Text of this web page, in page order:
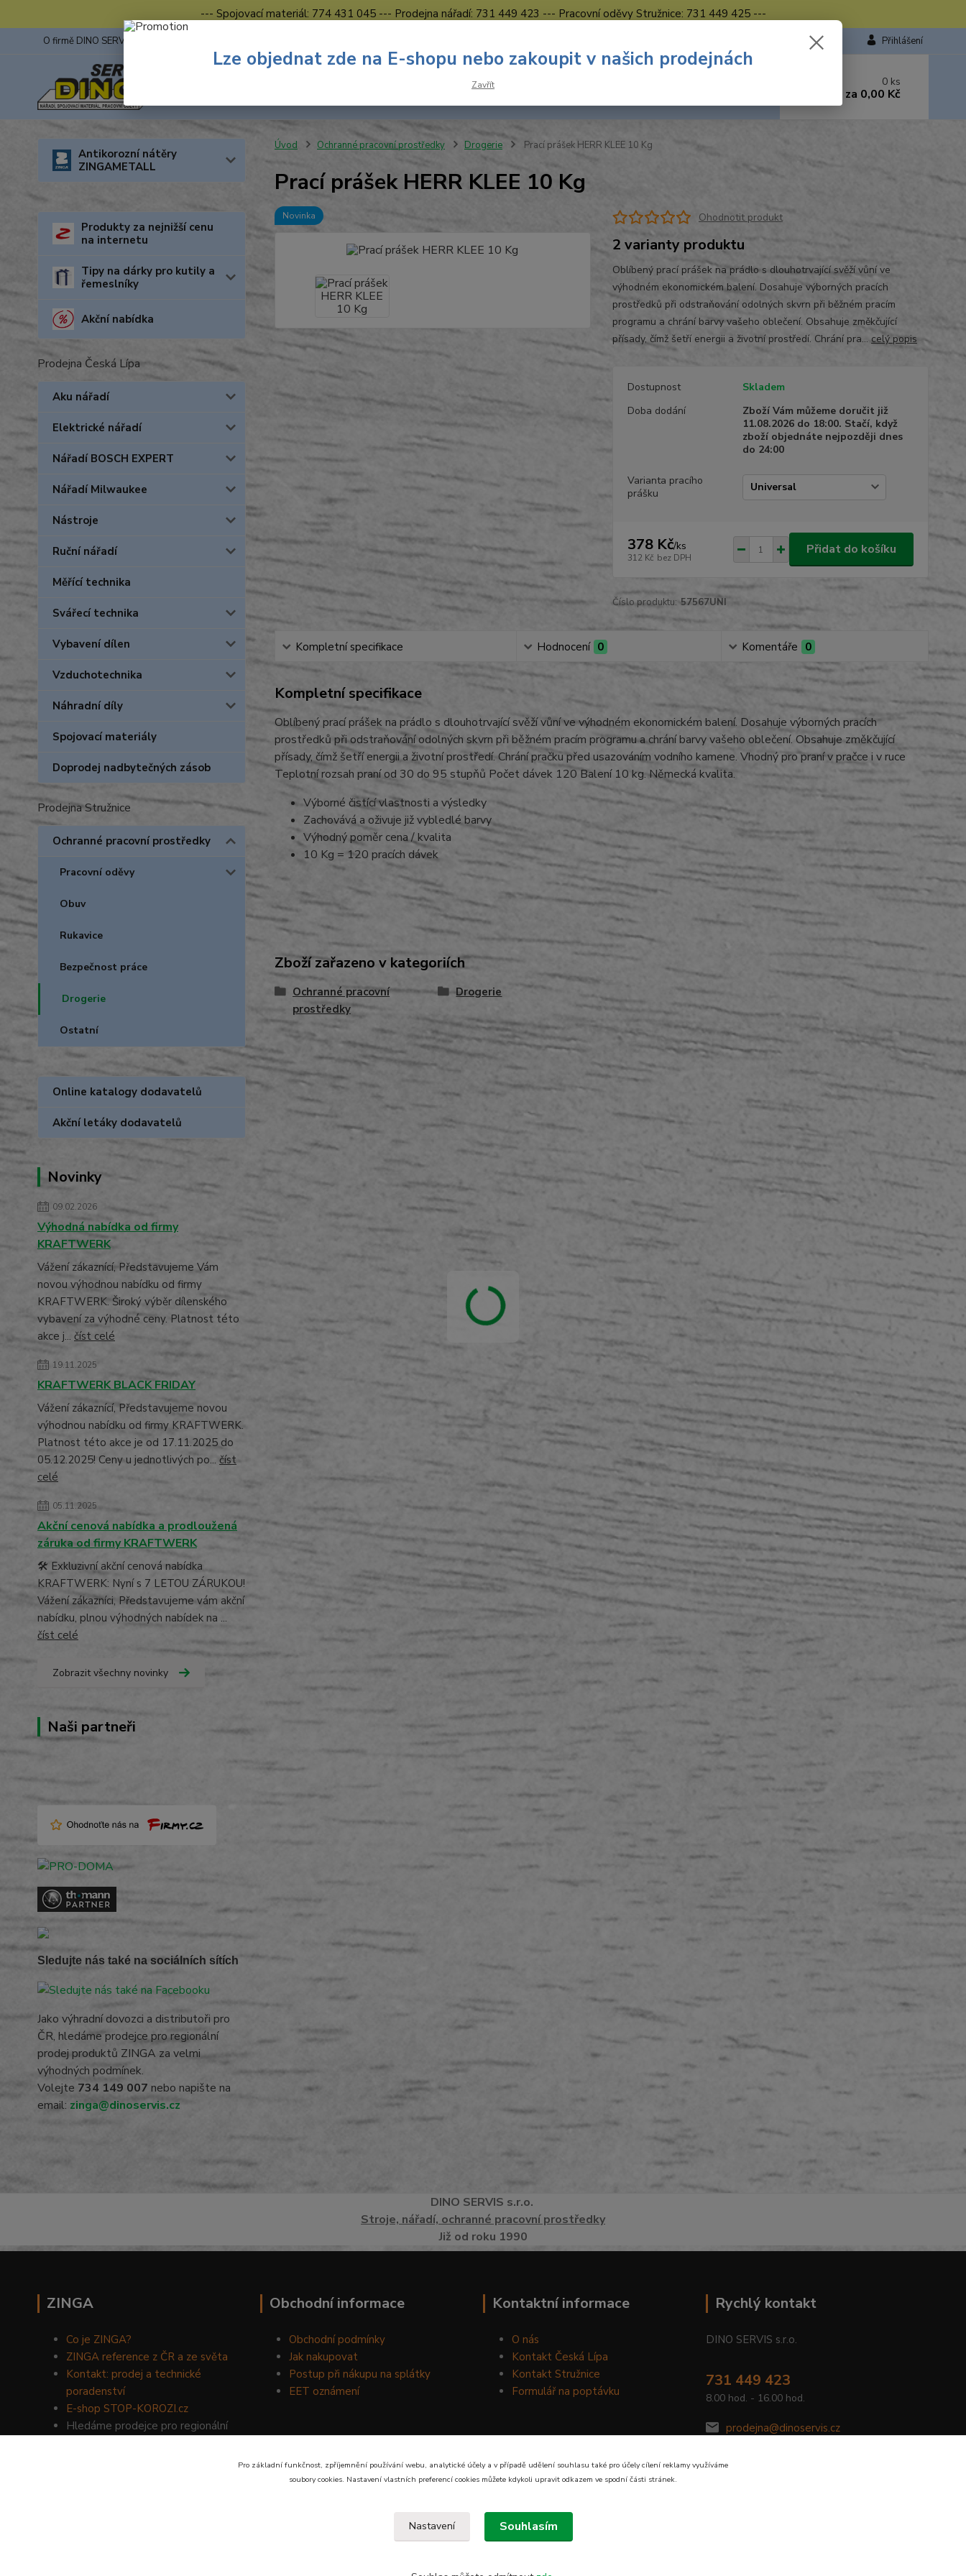
--- Spojovací materiál: 774 431 045 --- Prodejna nářadí: 731 449 423 --- Pracovní oděvy Stružnice: 731 449 425 ---
O firmě DINO SERVIS s.r.o. Přihlášení
Hledat
Nevíte si rady? Zavolejte.
0 ks
za 0,00 Kč
Antikorozní nátěry
ZINGAMETALL
Produkty za nejnižší cenu
na internetu
Tipy na dárky pro kutily a
řemeslníky
Akční nabídka
Prodejna Česká Lípa
Aku nářadí
Elektrické nářadí
Nářadí BOSCH EXPERT
Nářadí Milwaukee
Nástroje
Ruční nářadí
Měřící technika
Svářecí technika
Vybavení dílen
Vzduchotechnika
Náhradní díly
Spojovací materiály
Doprodej nadbytečných zásob
Prodejna Stružnice
Ochranné pracovní prostředky
Pracovní oděvy
Obuv
Rukavice
Bezpečnost práce
Drogerie
Ostatní
Online katalogy dodavatelů
Akční letáky dodavatelů
Novinky
09.02.2026
Výhodná nabídka od firmy
KRAFTWERK
Vážení zákaznící, Představujeme Vám
novou výhodnou nabídku od firmy
KRAFTWERK. Široký výběr dílenského
vybavení za výhodné ceny. Platnost této
akce j... číst celé
19.11.2025
KRAFTWERK BLACK FRIDAY
Vážení zákaznící, Představujeme novou
výhodnou nabídku od firmy KRAFTWERK.
Platnost této akce je od 17.11.2025 do
05.12.2025! Ceny u jednotlivých po... číst
celé
05.11.2025
Akční cenová nabídka a prodloužená
záruka od firmy KRAFTWERK
🛠️ Exkluzivní akční cenová nabídka
KRAFTWERK: Nyní s 7 LETOU ZÁRUKOU!
Vážení zákazníci, Představujeme vám akční
nabídku, plnou výhodných nabídek na ...
číst celé
Zobrazit všechny novinky
Naši partneři
Sledujte nás také na sociálních sítích
Jako výhradní dovozci a distributoři pro
ČR, hledáme prodejce pro regionální
prodej produktů ZINGA za velmi
výhodných podmínek.
Volejte 734 149 007 nebo napište na
email: zinga@dinoservis.cz
Úvod Ochranné pracovní prostředky Drogerie Prací prášek HERR KLEE 10 Kg
Prací prášek HERR KLEE 10 Kg
Novinka Ohodnotit produkt
2 varianty produktu
Oblíbený prací prášek na prádlo s dlouhotrvající svěží vůní ve
výhodném ekonomickém balení. Dosahuje výborných pracích
prostředků při odstraňování odolných skvrn při běžném pracím
programu a chrání barvy vašeho oblečení. Obsahuje změkčující
přísady, čímž šetří energii a životní prostředí. Chrání pra... celý popis
Dostupnost
Skladem
Doba dodání
Zboží Vám můžeme doručit již
11.08.2026 do 18:00. Stačí, když
zboží objednáte nejpozději dnes
do 24:00
Varianta pracího
prášku
378 Kč/ks
312 Kč bez DPH
Přidat do košíku
Číslo produktu: 57567UNI
Kompletní specifikace Hodnocení 0 Komentáře 0
Kompletní specifikace
Oblíbený prací prášek na prádlo s dlouhotrvající svěží vůní ve výhodném ekonomickém balení. Dosahuje výborných pracích
prostředků při odstraňování odolných skvrn při běžném pracím programu a chrání barvy vašeho oblečení. Obsahuje změkčující
přísady, čímž šetří energii a životní prostředí. Chrání pračku před usazováním vodního kamene. Vhodný pro praní v pračce i v ruce
Teplotní rozsah praní od 30 do 95 stupňů Počet dávek 120 Balení 10 kg. Německá kvalita.
Výborné čistící vlastnosti a výsledky
Zachovává a oživuje již vybledlé barvy
Výhodný poměr cena / kvalita
10 Kg = 120 pracích dávek
Zboží zařazeno v kategoriích
Ochranné pracovní
prostředky
Drogerie
DINO SERVIS s.r.o.
Stroje, nářadí, ochranné pracovní prostředky
Již od roku 1990
ZINGA
Co je ZINGA?
ZINGA reference z ČR a ze světa
Kontakt: prodej a technické
poradenství
E-shop STOP-KOROZI.cz
Hledáme prodejce pro regionální
Obchodní informace
Obchodní podmínky
Jak nakupovat
Postup při nákupu na splátky
EET oznámení
Kontaktní informace
O nás
Kontakt Česká Lípa
Kontakt Stružnice
Formulář na poptávku
Rychlý kontakt
DINO SERVIS s.r.o.
731 449 423
8.00 hod. - 16.00 hod.
prodejna@dinoservis.cz
Lze objednat zde na E-shopu nebo zakoupit v našich prodejnách
Zavřít
Pro základní funkčnost, zpříjemnění používání webu, analytické účely a v případě udělení souhlasu také pro účely cílení reklamy využíváme
soubory cookies. Nastavení vlastních preferencí cookies můžete kdykoli upravit odkazem ve spodní části stránek.
Nastavení Souhlasím